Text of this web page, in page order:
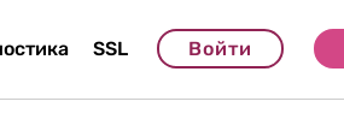
SSL Войти